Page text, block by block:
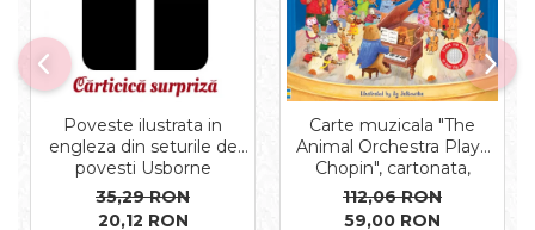
Poveste ilustrata in
engleza din seturile de
povesti Usborne
35,29 RON
20,12 RON
Carte muzicala "The
Animal Orchestra Plays
Chopin", cartonata,
Usborne
112,06 RON
59,00 RON